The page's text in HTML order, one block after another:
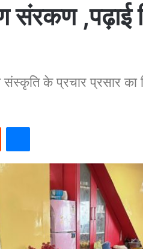
संरकण ,पढ़ाई
संस्कृति के प्रचार प्रसार का